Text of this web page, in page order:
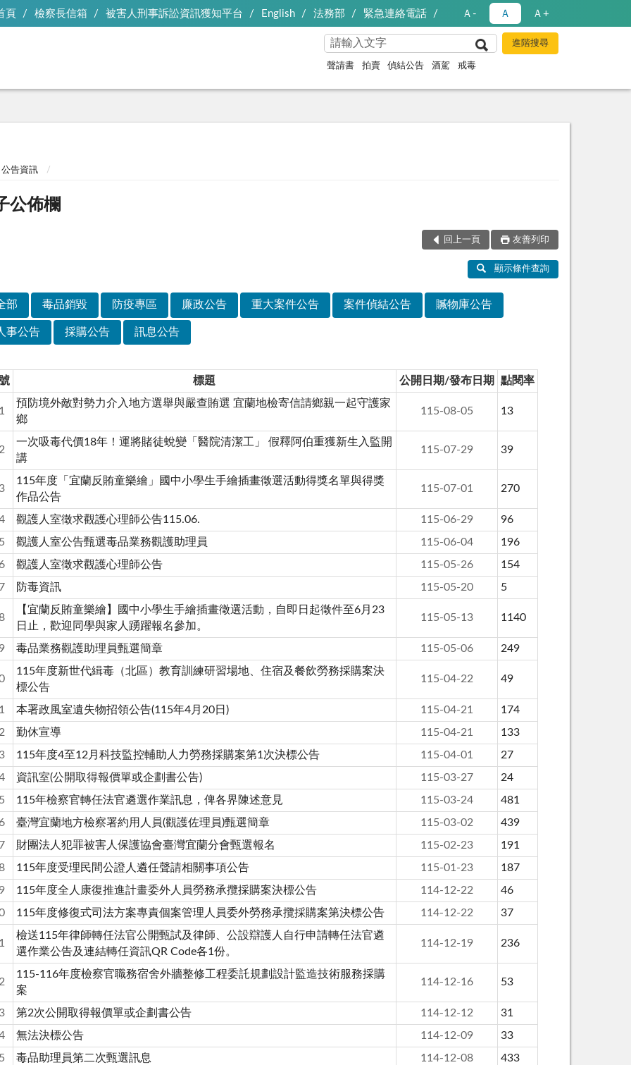
頁 檢察長信箱 被害人刑事訴訟資訊獲知平台 English 法務部 緊急連絡電話 Ａ- Ａ Ａ+
聲請書 拍賣 偵結公告 酒駕 戒毒
公告資訊
公佈欄
回上一頁 友善列印
顯示條件查詢
部 毒品銷毀 防疫專區 廉政公告 重大案件公告 案件偵結公告 贓物庫公告
事公告 採購公告 訊息公告
標題 公開日期/發布日期 點閱率
預防境外敵對勢力介入地方選舉與嚴查賄選 宜蘭地檢寄信請鄉親一起守護家
鄉
115-08-05 13
一次吸毒代價18年！運將賭徒蛻變「醫院清潔工」 假釋阿伯重獲新生入監開
講
115-07-29 39
115年度「宜蘭反賄童樂繪」國中小學生手繪插畫徵選活動得獎名單與得獎
作品公告
115-07-01 270
觀護人室徵求觀護心理師公告115.06. 115-06-29
96
觀護人室公告甄選毒品業務觀護助理員 115-06-04
196
觀護人室徵求觀護心理師公告 115-05-26
154
防毒資訊 115-05-20 5
【宜蘭反賄童樂繪】國中小學生手繪插畫徵選活動，自即日起徵件至6月23
日止，歡迎同學與家人踴躍報名參加。
115-05-13 1140
毒品業務觀護助理員甄選簡章 115-05-06 249
115年度新世代緝毒（北區）教育訓練研習場地、住宿及餐飲勞務採購案決
標公告
115-04-22 49
本署政風室遺失物招領公告(115年4月20日) 115-04-21
174
勤休宣導 115-04-21
133
115年度4至12月科技監控輔助人力勞務採購案第1次決標公告 115-04-01
27
資訊室(公開取得報價單或企劃書公告) 115-03-27
24
115年檢察官轉任法官遴選作業訊息，俾各界陳述意見 115-03-24
481
臺灣宜蘭地方檢察署約用人員(觀護佐理員)甄選簡章 115-03-02
439
財團法人犯罪被害人保護協會臺灣宜蘭分會甄選報名 115-02-23
191
115年度受理民間公證人遴任聲請相關事項公告 115-01-23
187
115年度全人康復推進計畫委外人員勞務承攬採購案決標公告 114-12-22
46
115年度修復式司法方案專責個案管理人員委外勞務承攬採購案第決標公告 114-12-22 37
檢送115年律師轉任法官公開甄試及律師、公設辯護人自行申請轉任法官遴
選作業公告及連結轉任資訊QR Code各1份。
114-12-19 236
115-116年度檢察官職務宿舍外牆整修工程委託規劃設計監造技術服務採購
案
114-12-16 53
第2次公開取得報價單或企劃書公告 114-12-12
31
無法決標公告 114-12-09
33
毒品助理員第二次甄選訊息 114-12-08
433